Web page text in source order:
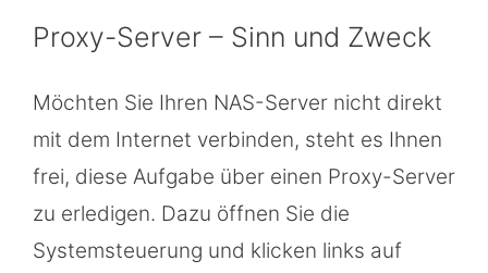
Proxy-Server – Sinn und Zweck
Möchten Sie Ihren NAS-Server nicht direkt
mit dem Internet verbinden, steht es Ihnen
frei, diese Aufgabe über einen Proxy-Server
zu erledigen. Dazu öffnen Sie die
Systemsteuerung und klicken links auf